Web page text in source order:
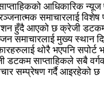
आधिकारिक न्यूज
समाचारलाई विशेष
हुँदै आएको छ क्रेजी
समाचारलाई मुख्य स्थान
थोरै भएपनि सपोर्ट
डटकम साप्ताहिकले सबै
सम्प्रेषण गर्दै आइरहेको छ